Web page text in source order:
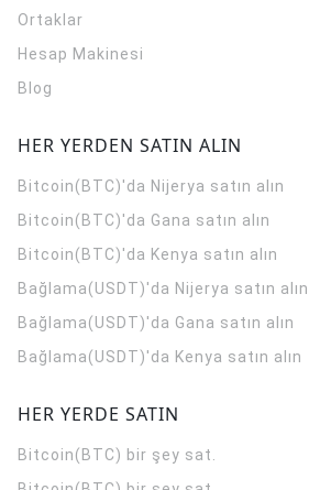
Ortaklar
Hesap Makinesi
Blog
HER YERDEN SATIN ALIN
Bitcoin(BTC)'da Nijerya satın alın
Bitcoin(BTC)'da Gana satın alın
Bitcoin(BTC)'da Kenya satın alın
Bağlama(USDT)'da Nijerya satın alın
Bağlama(USDT)'da Gana satın alın
Bağlama(USDT)'da Kenya satın alın
HER YERDE SATIN
Bitcoin(BTC) bir şey sat.